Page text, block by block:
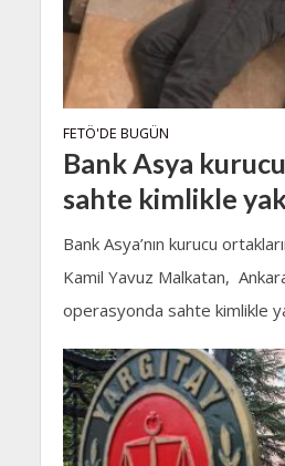
FETÖ'DE BUGÜN
Bank Asya
sahte kimlikle
Bank Asya’nın kurucu
Kamil Yavuz Malkatan,
operasyonda sahte kimlikle